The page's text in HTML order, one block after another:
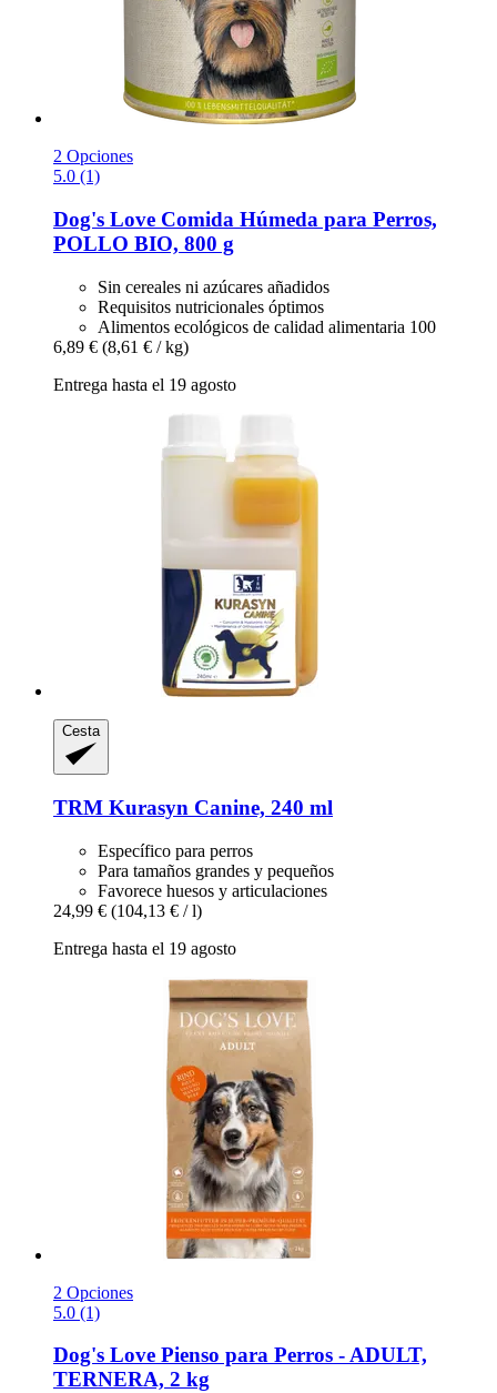
2 Opciones
5.0 (1)
Dog's Love Comida Húmeda para Perros,
POLLO BIO, 800 g
Sin cereales ni azúcares añadidos
Requisitos nutricionales óptimos
Alimentos ecológicos de calidad alimentaria 100
6,89 € (8,61 € / kg)
Entrega hasta el 19 agosto
Cesta
TRM Kurasyn Canine, 240 ml
Específico para perros
Para tamaños grandes y pequeños
Favorece huesos y articulaciones
24,99 € (104,13 € / l)
Entrega hasta el 19 agosto
2 Opciones
5.0 (1)
Dog's Love Pienso para Perros -​ ADULT,
TERNERA, 2 kg